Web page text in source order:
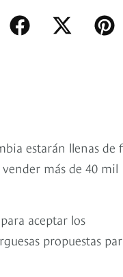
estarán llenas de
más de 40 mil
aceptar los
propuestas